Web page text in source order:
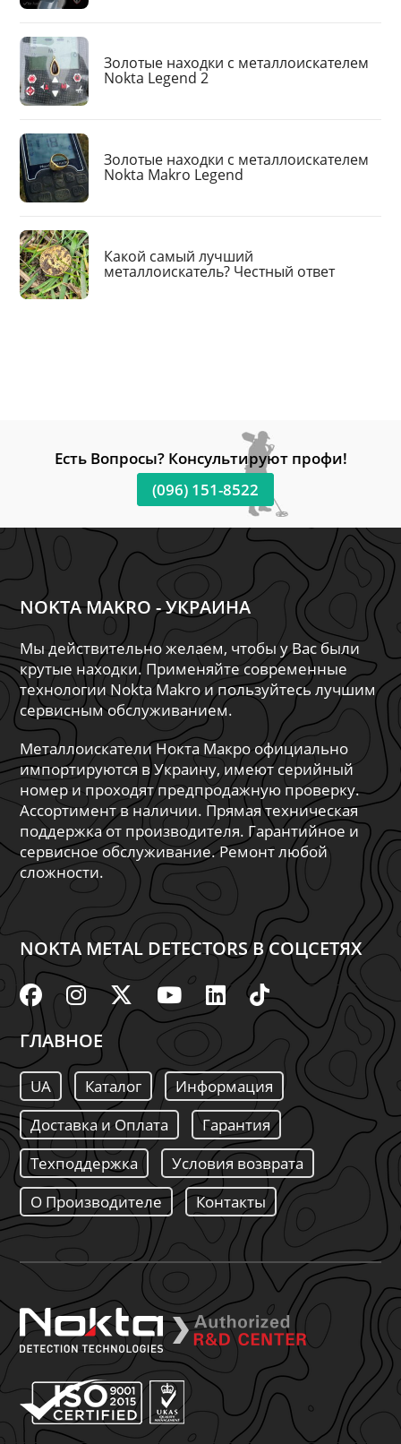
Золотые находки с металлоискателем
Nokta Legend 2
Золотые находки с металлоискателем
Nokta Makro Legend
Какой самый лучший
металлоискатель? Честный ответ
Есть Вопросы? Консультируют профи!
(096) 151-8522
NOKTA MAKRO - УКРАИНА
Мы действительно желаем, чтобы у Вас были
крутые находки. Применяйте современные
технологии Nokta Makro и пользуйтесь лучшим
сервисным обслуживанием.
Металлоискатели Нокта Макро официально
импортируются в Украину, имеют серийный
номер и проходят предпродажную проверку.
Ассортимент в наличии. Прямая техническая
поддержка от производителя. Гарантийное и
сервисное обслуживание. Ремонт любой
сложности.
NOKTA METAL DETECTORS В СОЦСЕТЯХ
ГЛАВНОЕ
UA Каталог
Информация
Доставка и Оплата
Гарантия
Техподдержка
Условия возврата
О Производителе
Контакты